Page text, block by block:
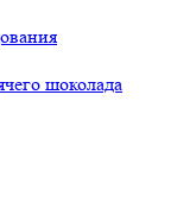
шоколада